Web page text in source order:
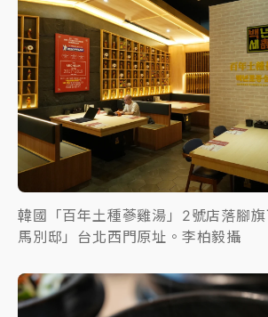
韓國「百年土種蔘雞湯」2號店落腳
馬別邸」台北西門原址。李柏毅攝